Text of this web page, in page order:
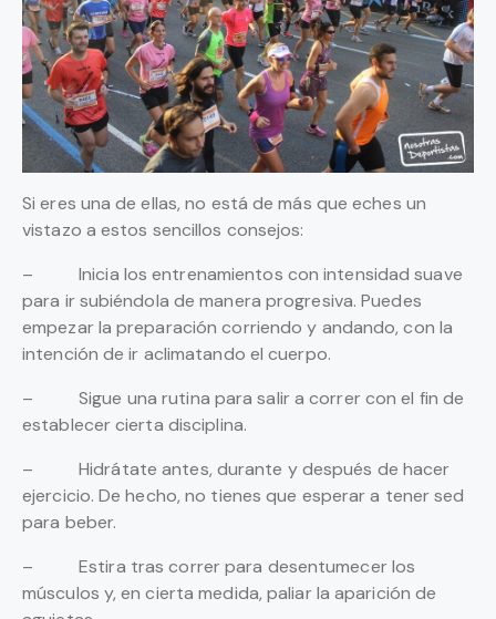
Si eres una de ellas, no está de más que eches un
vistazo a estos sencillos consejos:
– Inicia los entrenamientos con intensidad suave
para ir subiéndola de manera progresiva. Puedes
empezar la preparación corriendo y andando, con la
intención de ir aclimatando el cuerpo.
– Sigue una rutina para salir a correr con el fin de
establecer cierta disciplina.
– Hidrátate antes, durante y después de hacer
ejercicio. De hecho, no tienes que esperar a tener sed
para beber.
– Estira tras correr para desentumecer los
músculos y, en cierta medida, paliar la aparición de